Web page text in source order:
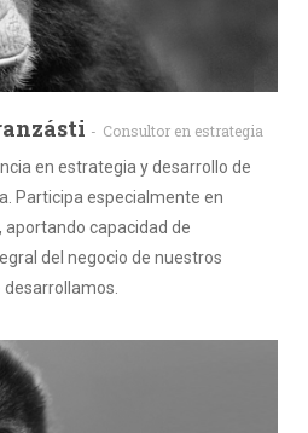
Consultor en estrategia
en estrategia y desarrollo de
Participa especialmente en
capacidad de
del negocio de nuestros